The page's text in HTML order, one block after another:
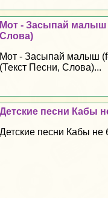
Мот - Засыпай малыш
Слова)
Мот - Засыпай малыш
(Текст Песни, Слова)...
Детские песни Кабы
Детские песни Кабы не